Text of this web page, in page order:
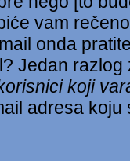
vam
onda
Jedan
koji
adresa